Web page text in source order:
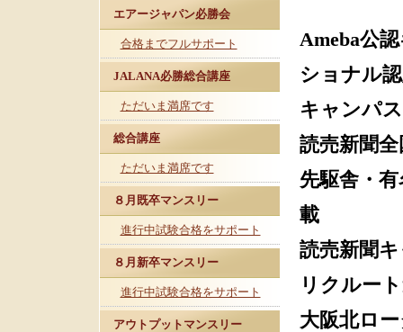
エアージャパン必勝会
合格までフルサポート
JALANA必勝総合講座
ただいま満席です
総合講座
ただいま満席です
８月既卒マンスリー
進行中試験合格をサポート
８月新卒マンスリー
進行中試験合格をサポート
アウトプットマンスリー
Ameba公
ショナル
キャンパ
読売新聞
先駆舎・
載
読売新聞
リクルー
大阪北ロ